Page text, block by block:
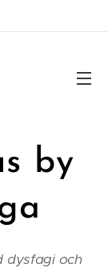
by
dysfagi och